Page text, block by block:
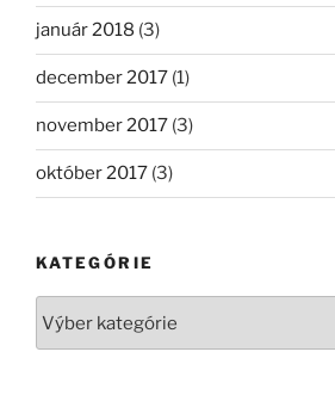
január 2018 (3)
december 2017 (1)
november 2017 (3)
október 2017 (3)
KATEGÓRIE